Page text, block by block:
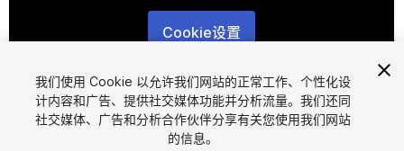
Cookie设置
1/12
我们使用 Cookie 以允许我们网站的正常工作、个性化设
计内容和广告、提供社交媒体功能并分析流量。我们还同
社交媒体、广告和分析合作伙伴分享有关您使用我们网站
的信息。